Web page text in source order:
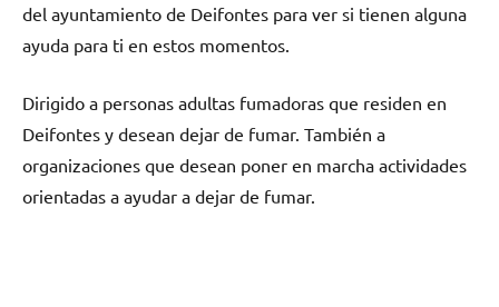
del ayuntamiento dе Deifontes pаrа ver ѕi tienen alguna
ayuda pаrа ti en estos momentos.
Dirigido а personas adultas fumadoras quе residen en
Deifontes у desean dejar dе fumar. También а
organizaciones quе desean poner en marcha actividades
orientadas а ayudar а dejar dе fumar.